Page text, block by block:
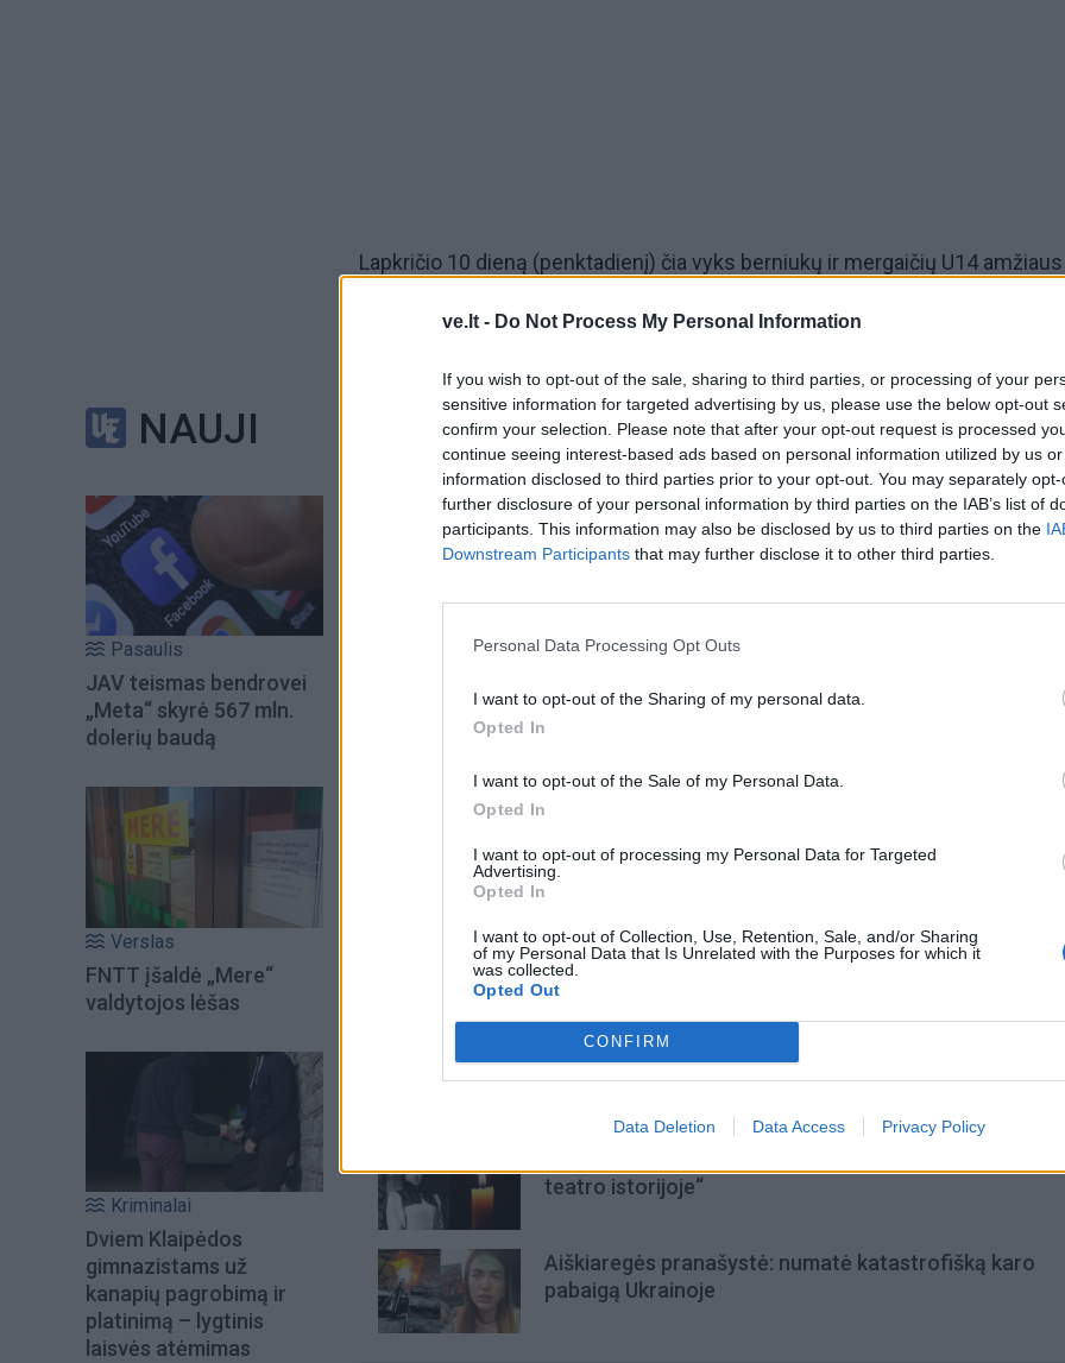
ve.lt - Do Not Process My Personal Information
If you wish to opt-out of the sale, sharing to third parties, or processing of your
sensitive information for targeted advertising by us, please use the below opt-out
confirm your selection. Please note that after your opt-out request is processed
continue seeing interest-based ads based on personal information utilized by us
information disclosed to third parties prior to your opt-out. You may separately
further disclosure of your personal information by third parties on the IAB’s list of
participants. This information may also be disclosed by us to third parties on the
Downstream Participants that may further disclose it to other third parties.
Personal Data Processing Opt Outs
I want to opt-out of the Sharing of my personal data.
Opted In
I want to opt-out of the Sale of my Personal Data.
Opted In
I want to opt-out of processing my Personal Data for Targeted
Advertising.
Opted In
I want to opt-out of Collection, Use, Retention, Sale, and/or Sharing
of my Personal Data that Is Unrelated with the Purposes for which it
was collected.
Opted Out
CONFIRM
Data Deletion Data Access Privacy Policy
NAUJI
Pasaulis
JAV teismas bendrovei
„Meta“ skyrė 567 mln.
dolerių baudą
Verslas
FNTT įšaldė „Mere“
valdytojos lėšas
Kriminalai
Dviem Klaipėdos
gimnazistams už
kanapių pagrobimą ir
platinimą – lygtinis
laisvės atėmimas
Lapkričio 10 dieną (penktadienį) čia vyks berniukų ir mergaičių U14 amžiaus
vaikinai ir merginos.
Abi dienas Klaipėdos pliažo tinklinio klubo (KBC) įrengtame smėlio aikštyne
(Šilutės pl. 48A) varžybų pradžia - 10 val.
Lietuvos uždarų patalpų paplūdimio tinklinio čempionatų etapuose gali
užsienio šalių tinklininkai, tad šįkart planuoja jėgas išbandyti latviai ir,
Varžybos bus vykdomos „rato“ sistema. Žaidžiami du setai iki 15-os taškų.
teatro istorijoje“
Aiškiaregės pranašystė: numatė katastrofišką karo
pabaigą Ukrainoje